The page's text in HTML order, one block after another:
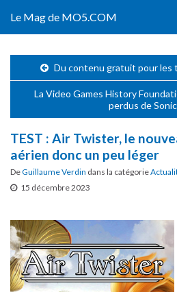
Le Mag de MO5.COM
Du contenu gratuit pour les
La Video Games History
perdus de
TEST : Air Twister, le
aérien donc un peu léger
DeGuillaume Verdin dans la catégorie
15 décembre 2023